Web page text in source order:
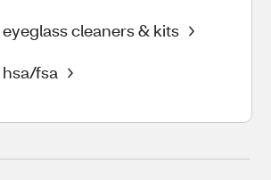
cleaners & kits
fsa